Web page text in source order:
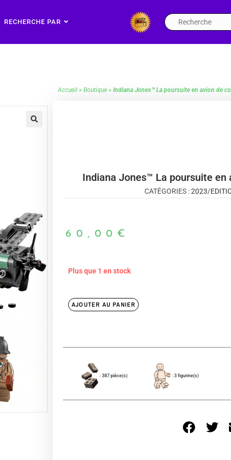
RECHERCHE PAR
Accueil » Boutique » Indiana Jones™ La poursuite en avion de
Indiana Jones™ La poursuite en
CATÉGORIES :2023/
60,00 €
Plus que 1 en stock
AJOUTER AU PANIER
: 387 pièce(s) : 3 figurine(s)